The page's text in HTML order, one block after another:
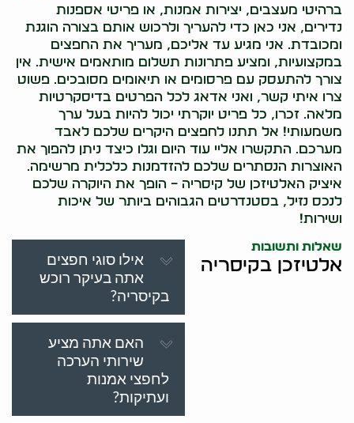
ברהיטי מעצבים, יצירות אמנות, או פריטי אספנות
נדירים, אני כאן כדי להעריך ולרכוש אותם בצורה הוגנת
ומכובדת. אני מגיע עד אליכם, מעריך את החפצים
במקצועיות, ומציע פתרונות תשלום מותאמים אישית. אין
צורך להתעסק עם פרסומים או תיאומים מסובכים. פשוט
צרו איתי קשר, ואני אדאג לכל הפרטים בדיסקרטיות
מלאה. זכרו, כל פריט יוקרתי יכול להיות בעל ערך
משמעותי! אל תתנו לחפצים היקרים שלכם לאבד
מערכם. התקשרו אליי עוד היום וגלו כיצד ניתן להפוך את
האוצרות הנסתרים שלכם להזדמנות כלכלית מרשימה.
איציק האלטיזכן של קיסריה – הופך את היוקרה שלכם
לנכס נזיל, בסטנדרטים הגבוהים ביותר של איכות
ושירות!
שאלות ותשובות
אלטיזכן בקיסריה
אילו סוגי חפצים
אתה בעיקר רוכש
בקיסריה?
האם אתה מציע
שירותי הערכה
לחפצי אמנות
ועתיקות?